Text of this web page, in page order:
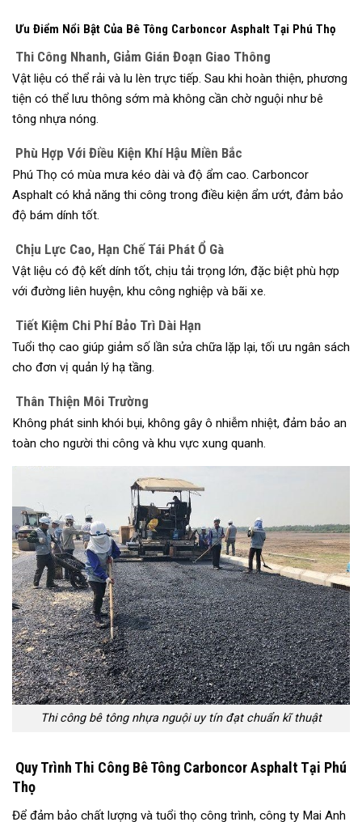
Ưu Điểm Nổi Bật Của Bê Tông Carboncor Asphalt Tại Phú Thọ
Thi Công Nhanh, Giảm Gián Đoạn Giao Thông
Vật liệu có thể rải và lu lèn trực tiếp. Sau khi hoàn thiện, phương
tiện có thể lưu thông sớm mà không cần chờ nguội như bê
tông nhựa nóng.
Phù Hợp Với Điều Kiện Khí Hậu Miền Bắc
Phú Thọ có mùa mưa kéo dài và độ ẩm cao. Carboncor
Asphalt có khả năng thi công trong điều kiện ẩm ướt, đảm bảo
độ bám dính tốt.
Chịu Lực Cao, Hạn Chế Tái Phát Ổ Gà
Vật liệu có độ kết dính tốt, chịu tải trọng lớn, đặc biệt phù hợp
với đường liên huyện, khu công nghiệp và bãi xe.
Tiết Kiệm Chi Phí Bảo Trì Dài Hạn
Tuổi thọ cao giúp giảm số lần sửa chữa lặp lại, tối ưu ngân sách
cho đơn vị quản lý hạ tầng.
Thân Thiện Môi Trường
Không phát sinh khói bụi, không gây ô nhiễm nhiệt, đảm bảo an
toàn cho người thi công và khu vực xung quanh.
Thi công bê tông nhựa nguội uy tín đạt chuẩn kĩ thuật
Quy Trình Thi Công Bê Tông Carboncor Asphalt Tại Phú
Thọ
Để đảm bảo chất lượng và tuổi thọ công trình, công ty Mai Anh